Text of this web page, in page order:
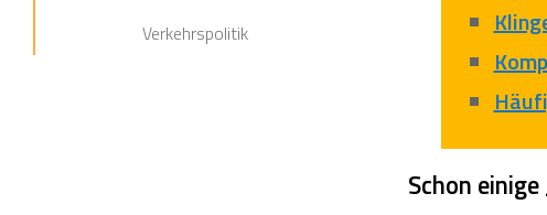
Schon
Verkehrspolitik